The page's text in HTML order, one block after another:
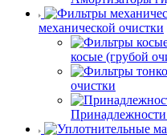
механической очистки
косые (грубой
очистки
Принадлежности